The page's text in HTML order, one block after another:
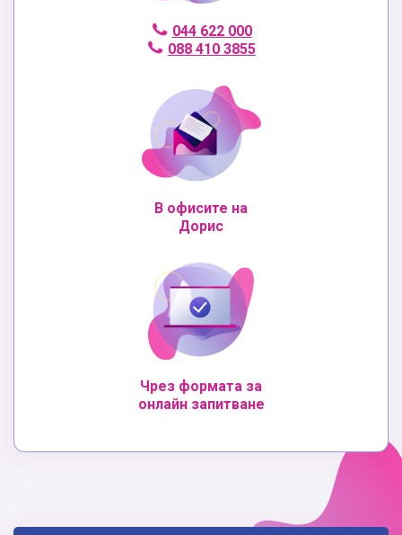
044 622 000
088 410 3855
В офисите на
Дорис
Чрез формата за
онлайн запитване